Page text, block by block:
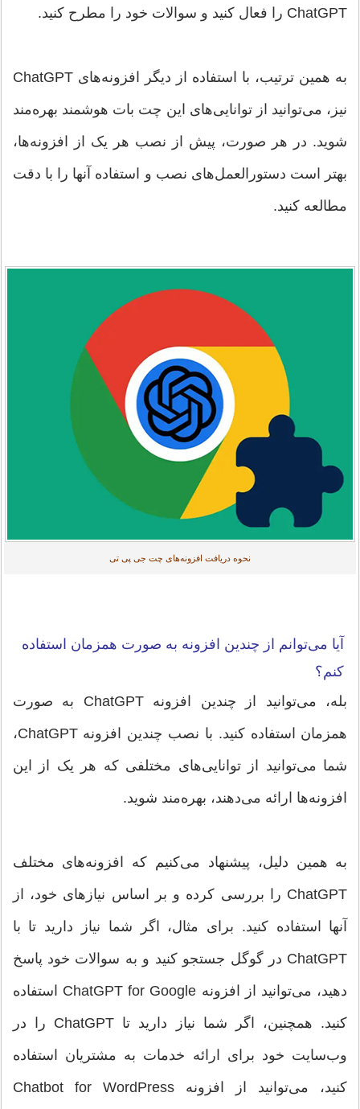
ChatGPT را فعال کنید و سوالات خود را مطرح کنید.
به همین ترتیب، با استفاده از دیگر افزونه‌های ChatGPT
نیز، می‌توانید از توانایی‌های این چت بات هوشمند بهره‌مند
شوید. در هر صورت، پیش از نصب هر یک از افزونه‌ها،
بهتر است دستورالعمل‌های نصب و استفاده آنها را با دقت
مطالعه کنید.
نحوه دریافت افزونه‌های چت جی پی تی
آیا می‌توانم از چندین افزونه به صورت همزمان استفاده
کنم؟
بله، می‌توانید از چندین افزونه ChatGPT به صورت
همزمان استفاده کنید. با نصب چندین افزونه ChatGPT،
شما می‌توانید از توانایی‌های مختلفی که هر یک از این
افزونه‌ها ارائه می‌دهند، بهره‌مند شوید.
به همین دلیل، پیشنهاد می‌کنیم که افزونه‌های مختلف
ChatGPT را بررسی کرده و بر اساس نیازهای خود، از
آنها استفاده کنید. برای مثال، اگر شما نیاز دارید تا با
ChatGPT در گوگل جستجو کنید و به سوالات خود پاسخ
دهید، می‌توانید از افزونه ChatGPT for Google استفاده
کنید. همچنین، اگر شما نیاز دارید تا ChatGPT را در
وب‌سایت خود برای ارائه خدمات به مشتریان استفاده
کنید، می‌توانید از افزونه Chatbot for WordPress